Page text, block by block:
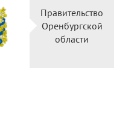
Правительство
Оренбургской
области